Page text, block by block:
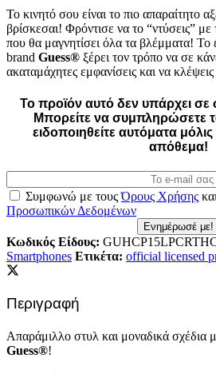
Το κινητό σου είναι το πιο απαραίτητο
βρίσκεσαι! Φρόντισε να το “ντύσεις”
που θα μαγνητίσει όλα τα βλέμματα! Το
brand Guess® ξέρει τον τρόπο να σε
ακαταμάχητες εμφανίσεις και να κλέψεις
Το προϊόν αυτό δεν υπάρχει σε
Mπορείτε να συμπληρώσετε
ειδοποιηθείτε αυτόματα
απόθεμα!
Συμφωνώ με τουςΌρους Χρήσης
Προσωπικών Δεδομένων
Ενημέρωσέ με!
Κωδικός Είδους:
Smartphones Ετικέτα: official licensed
Περιγραφή
Απαράμιλλο στυλ και μοναδικά σχέδια
Guess®!